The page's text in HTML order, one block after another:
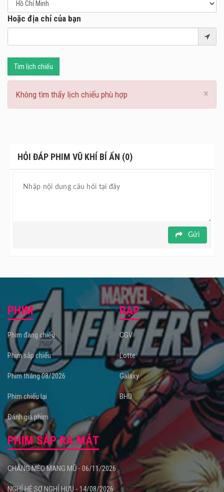
Hoặc địa chỉ của bạn
Tìm lịch chiếu
×
Không tìm thấy lịch chiếu phù hợp
HỎI ĐÁP PHIM VŨ KHÍ BÍ ẨN (0)
Gửi
PHIM
Phim đang chiếu
Phim sắp chiếu
Phim tháng 08/2026
Phim chiếu lại
Đánh giá phim
RẠP
CGV
Lotte
Galaxy
BHD
PHIM SẮP RA MẮT
CHÀNG MÈO MANG MŨ - 06/11/2026
NGHỈ HÈ SỢ NGHỈ HƯU - 14/08/2026